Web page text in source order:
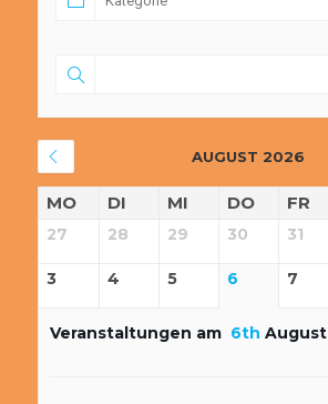
AUGUST 2026
MO DI MI DO FR
27 28 29 30 31
3 4 5 6 7
Veranstaltungen am 6th August